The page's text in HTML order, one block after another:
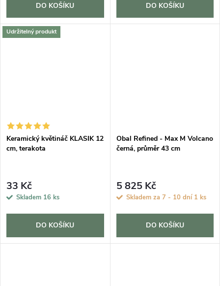
DO KOŠÍKU DO KOŠÍKU
Udržitelný produkt
Keramický květináč KLASIK 12
cm, terakota
33 Kč
Skladem 16 ks
DO KOŠÍKU
Obal Refined - Max M Volcano
černá, průměr 43 cm
5 825 Kč
Skladem za 7 - 10 dní 1 ks
DO KOŠÍKU